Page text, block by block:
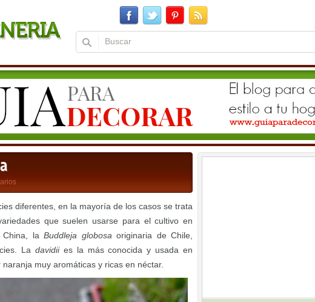
diferentes, en la mayoría de los casos se trata
que suelen usarse para el cultivo en
China, laBuddleja globosaoriginaria de Chile,
La davidiies la más conocida y usada en
muy aromáticas y ricas en néctar.